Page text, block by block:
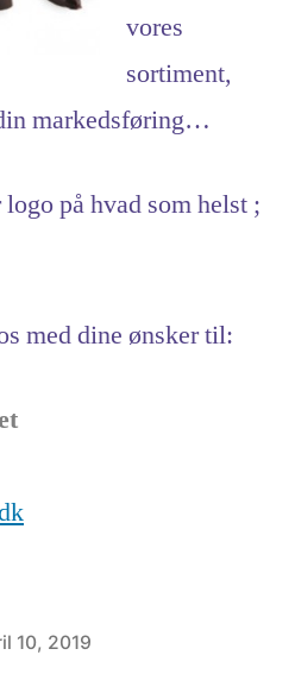
vores
sortiment,
markedsføring…
på hvad som helst ;
med dine ønsker til:
10, 2019